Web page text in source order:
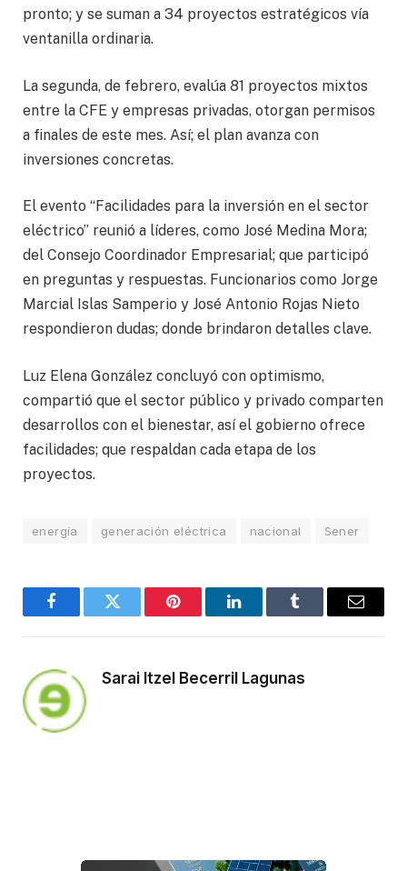
pronto; y se suman a 34 proyectos estratégicos vía
ventanilla ordinaria.
La segunda, de febrero, evalúa 81 proyectos mixtos
entre la CFE y empresas privadas, otorgan permisos
a finales de este mes. Así; el plan avanza con
inversiones concretas.
El evento “Facilidades para la inversión en el sector
eléctrico” reunió a líderes, como José Medina Mora;
del Consejo Coordinador Empresarial; que participó
en preguntas y respuestas. Funcionarios como Jorge
Marcial Islas Samperio y José Antonio Rojas Nieto
respondieron dudas; donde brindaron detalles clave.
Luz Elena González concluyó con optimismo,
compartió que el sector público y privado comparten
desarrollos con el bienestar, así el gobierno ofrece
facilidades; que respaldan cada etapa de los
proyectos.
energía generación eléctrica nacional Sener
FacebookTwitter Pinterest LinkedInTumblr Email
Sarai Itzel Becerril Lagunas